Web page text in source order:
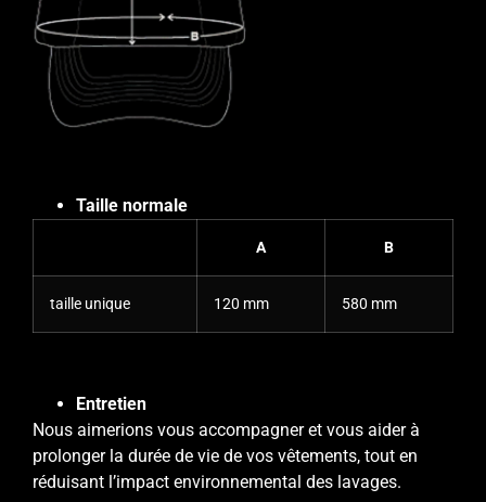
Taille normale
A B
taille unique 120 mm 580 mm
Entretien
Nous aimerions vous accompagner et vous aider à
prolonger la durée de vie de vos vêtements, tout en
réduisant l’impact environnemental des lavages.